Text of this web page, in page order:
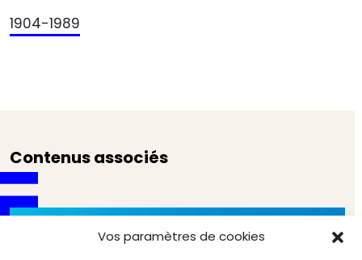
Vos paramètres de cookies
1904-1989
Contenus associés